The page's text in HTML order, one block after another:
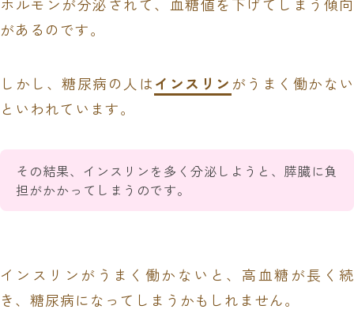
があるのです。
しかし、糖尿病の人はインスリン がうまく働かない
といわれています。
その結果、インスリンを多く分泌しようと、膵臓に負
担がかかってしまうのです。
インスリンがうまく働かないと、高血糖が長く続
き、糖尿病になってしまうかもしれません。